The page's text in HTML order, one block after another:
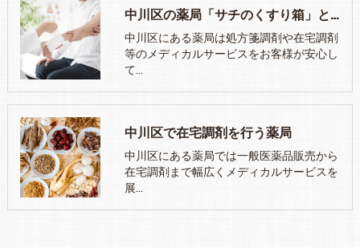
中川区の薬局「サチのくすり箱」とは
中川区にある薬局は処方箋調剤や在宅調剤
等のメディカルサービスをお客様が安心し
て…
中川区で在宅調剤を行う薬局
中川区にある薬局では一般医薬品販売から
在宅調剤まで幅広くメディカルサービスを
展…